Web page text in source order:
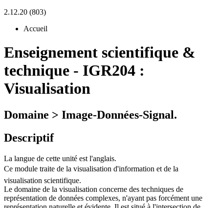
2.12.20 (803)
Accueil
Enseignement scientifique &
technique - IGR204 :
Visualisation
Domaine > Image-Données-Signal.
Descriptif
La langue de cette unité est l'anglais.
Ce module traite de la visualisation d'information et de la
visualisation scientifique.
Le domaine de la visualisation concerne des techniques de
représentation de données complexes, n'ayant pas forcément une